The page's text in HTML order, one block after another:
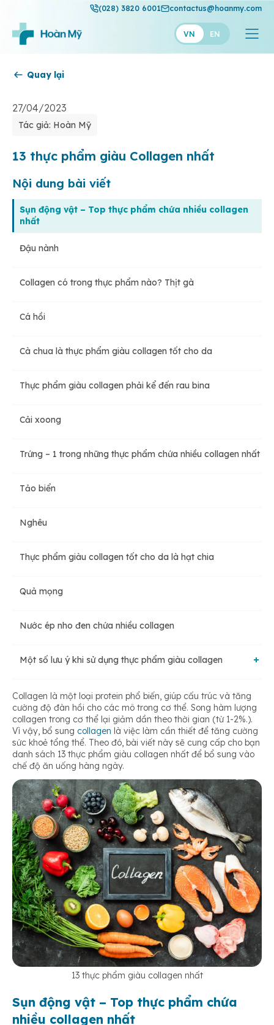
(028) 3820 6001 contactus@hoanmy.com
VN EN
Thuận Mỹ
Quay lại
27/04/2023
Tác giả: Hoàn Mỹ
13 thực phẩm giàu Collagen nhất
Nội dung bài viết
Sụn động vật – Top thực phẩm chứa nhiều collagen
nhất
Đậu nành
Collagen có trong thực phẩm nào? Thịt gà
Cá hồi
Cà chua là thực phẩm giàu collagen tốt cho da
Thực phẩm giàu collagen phải kể đến rau bina
Cải xoong
Trứng – 1 trong những thực phẩm chứa nhiều collagen nhất
Tảo biển
Nghêu
Thực phẩm giàu collagen tốt cho da là hạt chia
Quả mọng
Nước ép nho đen chứa nhiều collagen
Một số lưu ý khi sử dụng thực phẩm giàu collagen
Vì sao cần giữ nhiệt độ thấp khi chế biến thực phẩm giàu
collagen?
Gợi ý một số cách chế biến thực phẩm giàu collagen
Collagen là một loại protein phổ biến, giúp cấu trúc và tăng
cường độ đàn hồi cho các mô trong cơ thể. Song hàm lượng
collagen trong cơ thể lại giảm dần theo thời gian (từ 1-2%.).
Vì vậy, bổ sung collagen là việc làm cần thiết để tăng cường
sức khoẻ tổng thể. Theo đó, bài viết này sẽ cung cấp cho bạn
danh sách 13 thực phẩm giàu collagen nhất để bổ sung vào
chế độ ăn uống hàng ngày.
13 thực phẩm giàu collagen nhất
Sụn động vật – Top thực phẩm chứa
nhiều collagen nhất